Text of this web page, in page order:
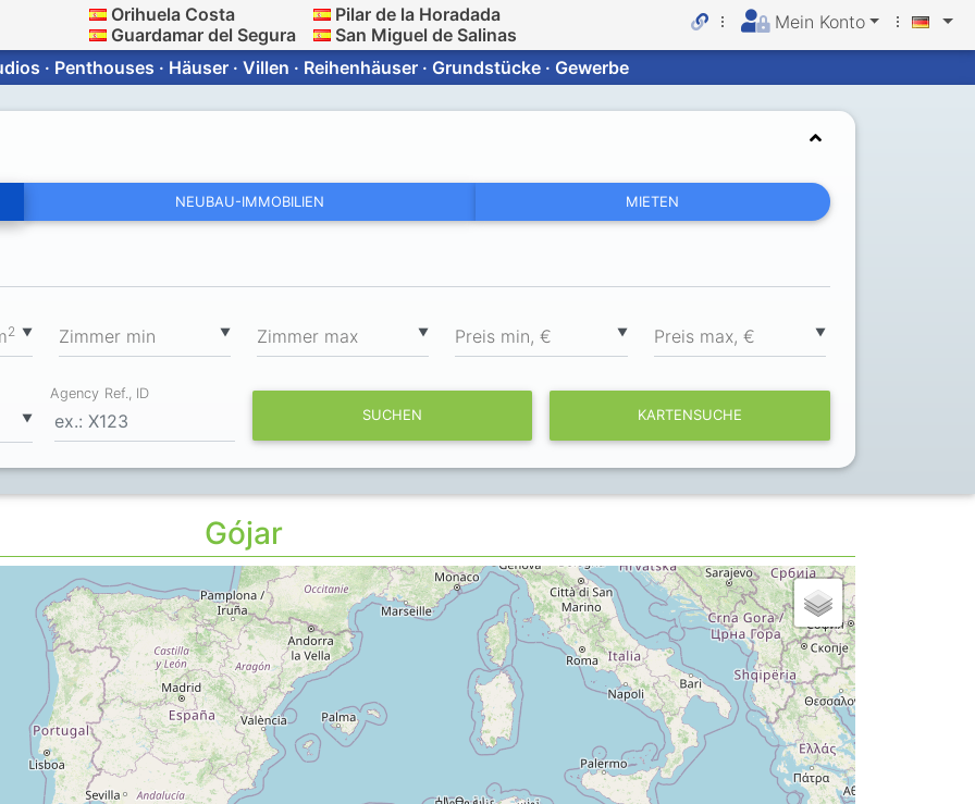
Orihuela Costa
Guardamar del Segura
Pilar de la Horadada
San Miguel de Salinas
Mein Konto
· Penthouses · Häuser · Villen · Reihenhäuser · Grundstücke · Gewerbe
NEUBAU-IMMOBILIEN MIETEN
▼
2 ▼
Zimmer min ▼
Zimmer max ▼
Preis min, € ▼
Preis max, €
▼
Agency Ref., ID
SUCHEN
KARTENSUCHE
Gójar